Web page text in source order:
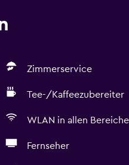
Zimmerservice
Tee-/Kaffeezubereiter
WLAN in allen
Fernseher